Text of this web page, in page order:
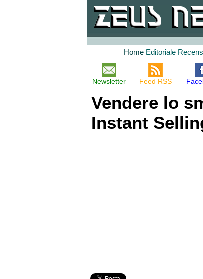
Home Editoriale
Newsletter Feed RSS
Vendere lo
Instant